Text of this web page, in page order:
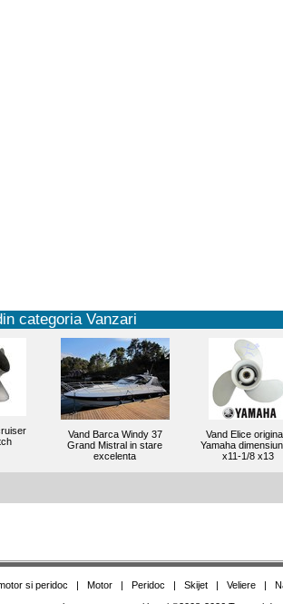
categoria Vanzari
Vand Barca Windy 37
Grand Mistral in stare
excelenta
Vand Elice
Yamaha
x11-1/8 x13
si peridoc | Motor| Peridoc | Skijet| Veliere|